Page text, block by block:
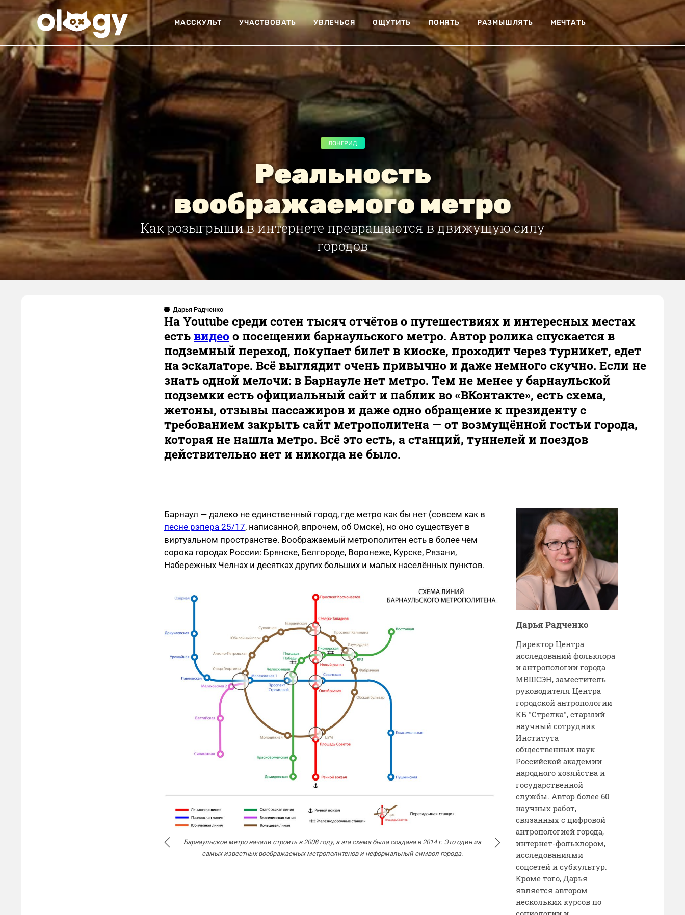
МАССКУЛЬТ УЧАСТВОВАТЬ УВЛЕЧЬСЯ ОЩУТИТЬ ПОНЯТЬ РАЗМЫШЛЯТЬ МЕЧТАТЬ
ЛОНГРИД
Реальность
воображаемого метро
Как розыгрыши в интернете превращаются в движущую силу
городов
Дарья Радченко
На Youtube среди сотен тысяч отчётов о путешествиях и интересных местах
есть видео о посещении барнаульского метро. Автор ролика спускается в
подземный переход, покупает билет в киоске, проходит через турникет, едет
на эскалаторе. Всё выглядит очень привычно и даже немного скучно. Если не
знать одной мелочи: в Барнауле нет метро. Тем не менее у барнаульской
подземки есть официальный сайт и паблик во «ВКонтакте», есть схема,
жетоны, отзывы пассажиров и даже одно обращение к президенту с
требованием закрыть сайт метрополитена — от возмущённой гостьи города,
которая не нашла метро. Всё это есть, а станций, туннелей и поездов
действительно нет и никогда не было.
Барнаул — далеко не единственный город, где метро как бы нет (совсем как в
песне рэпера 25/17, написанной, впрочем, об Омске), но оно существует в
виртуальном пространстве. Воображаемый метрополитен есть в более чем
сорока городах России: Брянске, Белгороде, Воронеже, Курске, Рязани,
Набережных Челнах и десятках других больших и малых населённых пунктов.
Барнаульское метро начали строить в 2008 году, а эта схема была создана в 2014 г. Это один из
самых известных воображаемых метрополитенов и неформальный символ города.
Воронежский метрополитен. В городе много лет
Дарья Радченко
Директор Центра
исследований фольклора
и антропологии города
МВШСЭН, заместитель
руководителя Центра
городской антропологии
КБ "Стрелка", старший
научный сотрудник
Института
общественных наук
Российской академии
народного хозяйства и
государственной
службы. Автор более 60
научных работ,
связанных с цифровой
антропологией города,
интернет-фольклором,
исследованиями
соцсетей и субкультур.
Кроме того, Дарья
является автором
нескольких курсов по